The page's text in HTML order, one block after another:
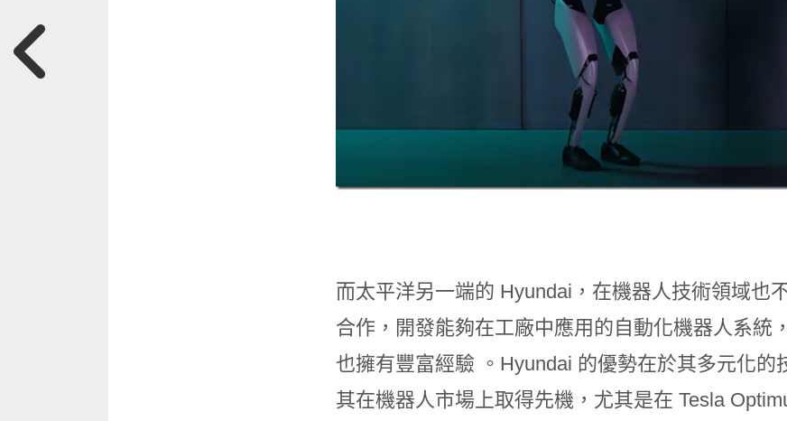
而太平洋另一端的 Hyundai，在機器人技術領域也
合作，開發能夠在工廠中應用的自動化機器人系統
也擁有豐富經驗​ 。Hyundai 的優勢在於其多元化
其在機器人市場上取得先機，尤其是在 Tesla